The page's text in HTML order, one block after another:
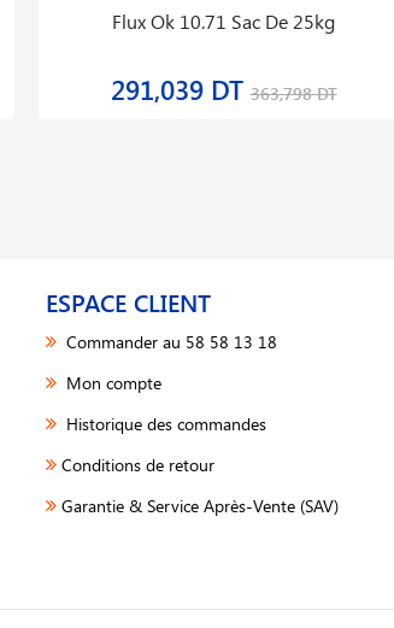
Flux Ok 10.71 Sac De 25kg
291,039 DT363,798 DT
ESPACE CLIENT
Commander au 58 58 13 18
Mon compte
Historique des commandes
Conditions de retour
Garantie & Service Après-Vente (SAV)